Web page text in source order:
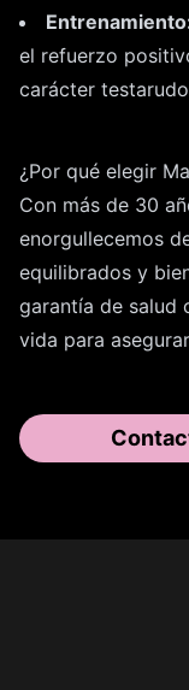
el refuerzo
carácter
¿Por qué elegir
Con más de 30
enorgullecemos
equilibrados y
garantía de salud
vida para